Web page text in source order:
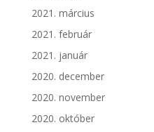
2021. március
2021. február
2021. január
2020. december
2020. november
2020. október